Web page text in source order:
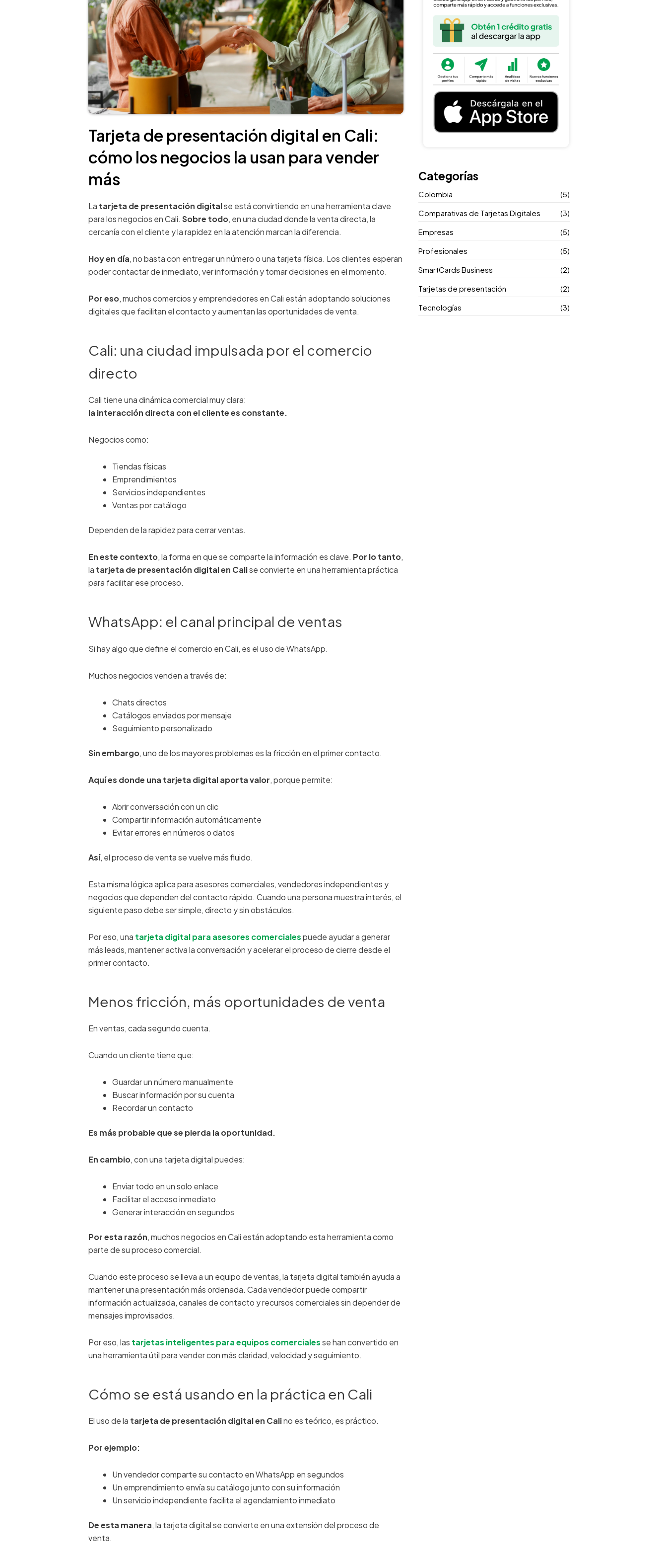
Tarjeta de presentación digital en Cali:
cómo los negocios la usan para vender
más
La tarjeta de presentación digitalse está convirtiendo en una herramienta clave
para los negocios en Cali. Sobre todo, en una ciudad donde la venta directa, la
cercanía con el cliente y la rapidez en la atención marcan la diferencia.
Hoy en día, no basta con entregar un número o una tarjeta física. Los clientes esperan
poder contactar de inmediato, ver información y tomar decisiones en el momento.
Por eso, muchos comercios y emprendedores en Cali están adoptando soluciones
digitales que facilitan el contacto y aumentan las oportunidades de venta.
Cali: una ciudad impulsada por el comercio
directo
Cali tiene una dinámica comercial muy clara:
la interacción directa con el cliente es constante.
Negocios como:
Tiendas físicas
Emprendimientos
Servicios independientes
Ventas por catálogo
Dependen de la rapidez para cerrar ventas.
En este contexto, la forma en que se comparte la información es clave. Por lo tanto,
la tarjeta de presentación digital en Calise convierte en una herramienta práctica
para facilitar ese proceso.
WhatsApp: el canal principal de ventas
Si hay algo que define el comercio en Cali, es el uso de WhatsApp.
Muchos negocios venden a través de:
Chats directos
Catálogos enviados por mensaje
Seguimiento personalizado
Sin embargo, uno de los mayores problemas es la fricción en el primer contacto.
Aquí es donde una tarjeta digital aporta valor, porque permite:
Abrir conversación con un clic
Compartir información automáticamente
Evitar errores en números o datos
Así, el proceso de venta se vuelve más fluido.
Esta misma lógica aplica para asesores comerciales, vendedores independientes y
negocios que dependen del contacto rápido. Cuando una persona muestra interés, el
siguiente paso debe ser simple, directo y sin obstáculos.
Por eso, una tarjeta digital para asesores comercialespuede ayudar a generar
más leads, mantener activa la conversación y acelerar el proceso de cierre desde el
primer contacto.
Menos fricción, más oportunidades de venta
En ventas, cada segundo cuenta.
Cuando un cliente tiene que:
Guardar un número manualmente
Buscar información por su cuenta
Recordar un contacto
Es más probable que se pierda la oportunidad.
En cambio, con una tarjeta digital puedes:
Enviar todo en un solo enlace
Facilitar el acceso inmediato
Generar interacción en segundos
Por esta razón, muchos negocios en Cali están adoptando esta herramienta como
parte de su proceso comercial.
Cuando este proceso se lleva a un equipo de ventas, la tarjeta digital también ayuda a
mantener una presentación más ordenada. Cada vendedor puede compartir
información actualizada, canales de contacto y recursos comerciales sin depender de
mensajes improvisados.
Por eso, las tarjetas inteligentes para equipos comercialesse han convertido en
una herramienta útil para vender con más claridad, velocidad y seguimiento.
Cómo se está usando en la práctica en Cali
El uso de la tarjeta de presentación digital en Calino es teórico, es práctico.
Por ejemplo:
Un vendedor comparte su contacto en WhatsApp en segundos
Un emprendimiento envía su catálogo junto con su información
Un servicio independiente facilita el agendamiento inmediato
De esta manera, la tarjeta digital se convierte en una extensión del proceso de
venta.
Categorías
Colombia
(5)
Comparativas de Tarjetas Digitales
(3)
Empresas
(5)
Profesionales
(5)
SmartCards Business
(2)
Tarjetas de presentación
(2)
Tecnologías
(3)